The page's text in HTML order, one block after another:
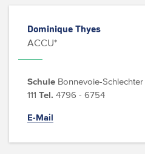
Dominique Thyes
ACCU*
Schule Bonnevoie-Schlechter
111 Tel. 4796 - 6754
E-Mail